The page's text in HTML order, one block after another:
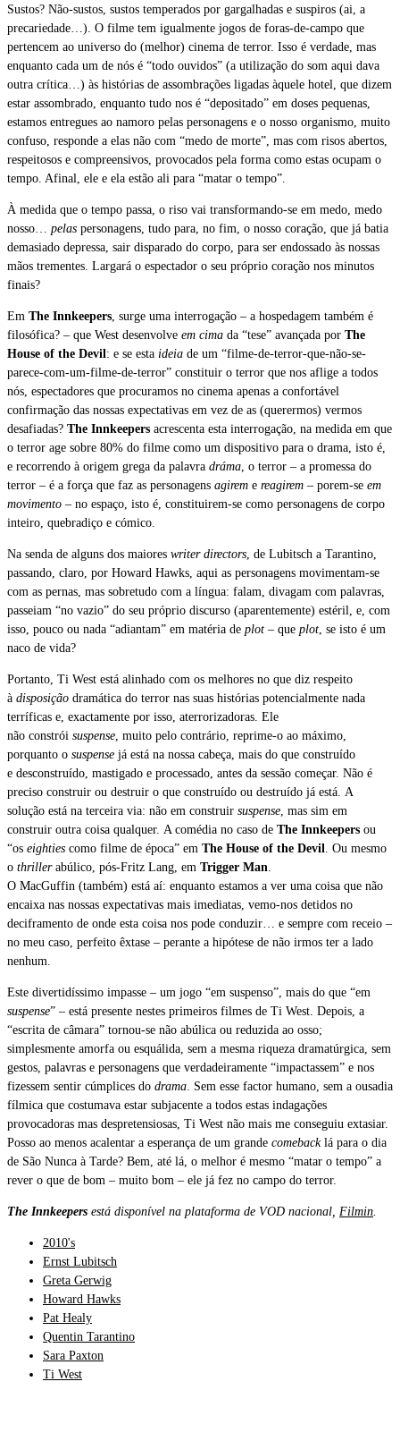
Sustos? Não-sustos, sustos temperados por gargalhadas e suspiros (ai, a
precariedade…). O filme tem igualmente jogos de foras-de-campo que
pertencem ao universo do (melhor) cinema de terror. Isso é verdade, mas
enquanto cada um de nós é “todo ouvidos” (a utilização do som aqui dava
outra crítica…) às histórias de assombrações ligadas àquele hotel, que dizem
estar assombrado, enquanto tudo nos é “depositado” em doses pequenas,
estamos entregues ao namoro pelas personagens e o nosso organismo, muito
confuso, responde a elas não com “medo de morte”, mas com risos abertos,
respeitosos e compreensivos, provocados pela forma como estas ocupam o
tempo. Afinal, ele e ela estão ali para “matar o tempo”.
À medida que o tempo passa, o riso vai transformando-se em medo, medo
nosso… pelas personagens, tudo para, no fim, o nosso coração, que já batia
demasiado depressa, sair disparado do corpo, para ser endossado às nossas
mãos trementes. Largará o espectador o seu próprio coração nos minutos
finais?
Em The Innkeepers , surge uma interrogação – a hospedagem também é
filosófica? – que West desenvolve em cima da “tese” avançada por The
House of the Devil : e se esta ideia de um “filme-de-terror-que-não-se-
parece-com-um-filme-de-terror” constituir o terror que nos aflige a todos
nós, espectadores que procuramos no cinema apenas a confortável
confirmação das nossas expectativas em vez de as (querermos) vermos
desafiadas? The Innkeepers acrescenta esta interrogação, na medida em que
o terror age sobre 80% do filme como um dispositivo para o drama, isto é,
e recorrendo à origem grega da palavra dráma , o terror – a promessa do
terror – é a força que faz as personagens agirem e reagirem – porem-se em
movimento – no espaço, isto é, constituirem-se como personagens de corpo
inteiro, quebradiço e cómico.
Na senda de alguns dos maiores writer directors , de Lubitsch a Tarantino,
passando, claro, por Howard Hawks, aqui as personagens movimentam-se
com as pernas, mas sobretudo com a língua: falam, divagam com palavras,
passeiam “no vazio” do seu próprio discurso (aparentemente) estéril, e, com
isso, pouco ou nada “adiantam” em matéria de plot – que plot , se isto é um
naco de vida?
Portanto, Ti West está alinhado com os melhores no que diz respeito
à disposição dramática do terror nas suas histórias potencialmente nada
terríficas e, exactamente por isso, aterrorizadoras. Ele
não constrói suspense , muito pelo contrário, reprime-o ao máximo,
porquanto o suspense já está na nossa cabeça, mais do que construído
e desconstruído, mastigado e processado, antes da sessão começar. Não é
preciso construir ou destruir o que construído ou destruído já está. A
solução está na terceira via: não em construir suspense , mas sim em
construir outra coisa qualquer. A comédia no caso de The Innkeepers ou
“os eighties como filme de época” em The House of the Devil
. Ou mesmo
o thriller abúlico, pós-Fritz Lang, em Trigger Man
O MacGuffin (também) está aí: enquanto estamos a ver uma coisa que não
encaixa nas nossas expectativas mais imediatas, vemo-nos detidos no
deciframento de onde esta coisa nos pode conduzir… e sempre com receio –
no meu caso, perfeito êxtase – perante a hipótese de não irmos ter a lado
nenhum.
Este divertidíssimo impasse – um jogo “em suspenso”, mais do que “em
suspense” – está presente nestes primeiros filmes de Ti West. Depois, a
“escrita de câmara” tornou-se não abúlica ou reduzida ao osso;
simplesmente amorfa ou esquálida, sem a mesma riqueza dramatúrgica, sem
gestos, palavras e personagens que verdadeiramente “impactassem” e nos
fizessem sentir cúmplices do drama . Sem esse factor humano, sem a ousadia
fílmica que costumava estar subjacente a todos estas indagações
provocadoras mas despretensiosas, Ti West não mais me conseguiu extasiar.
Posso ao menos acalentar a esperança de um grande comebacklá para o dia
de São Nunca à Tarde? Bem, até lá, o melhor é mesmo “matar o tempo” a
rever o que de bom – muito bom – ele já fez no campo do terror.
The Innkeepers está disponível na plataforma de VOD nacional, Filmin
2010's
Ernst Lubitsch
Greta Gerwig
Howard Hawks
Pat Healy
Quentin Tarantino
Sara Paxton
Ti West